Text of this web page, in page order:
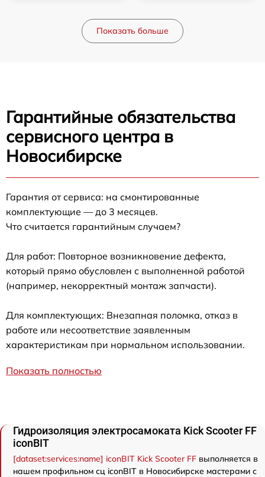
Показать больше
Гарантийные обязательства
сервисного центра в
Новосибирске
Гарантия от сервиса: на смонтированные
комплектующие — до 3 месяцев.
Что считается гарантийным случаем?
Для работ: Повторное возникновение дефекта,
который прямо обусловлен с выполненной работой
(например, некорректный монтаж запчасти).
Для комплектующих: Внезапная поломка, отказ в
работе или несоответствие заявленным
характеристикам при нормальном использовании.
Показать полностью
Гидроизоляция электросамоката Kick Scooter FF
iconBIT
[dataset:services:name] iconBIT Kick Scooter FF выполняется в
нашем профильном сц iconBIT в Новосибирске мастерами с